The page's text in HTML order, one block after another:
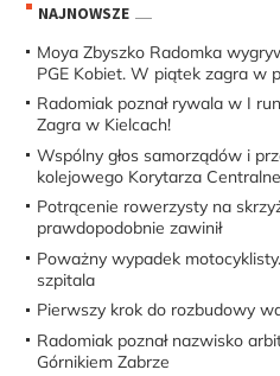
NAJNOWSZE
Moya Zbyszko Radomka
PGE Kobiet. W piątek zagra w
Radomiak poznał rywala w I
Zagra w Kielcach!
Wspólny głos samorządów i
kolejowego Korytarza
Potrącenie rowerzysty na
prawdopodobnie zawinił
Poważny wypadek
szpitala
Pierwszy krok do rozbudowy
Radomiak poznał nazwisko
Górnikiem Zabrze